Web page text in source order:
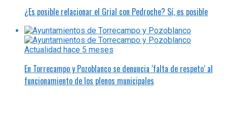
¿Es posible relacionar el Grial con Pedroche? Sí, es posible
Actualidad hace 5 meses
En Torrecampo y Pozoblanco se denuncia ‘falta de respeto’ al
funcionamiento de los plenos municipales